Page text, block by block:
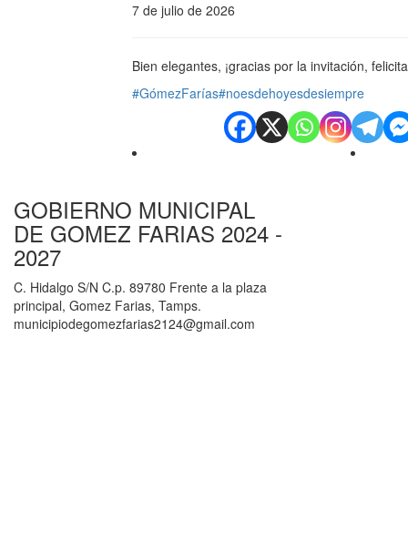
7 de julio de 2026
Bien elegantes, ¡gracias por la invitación,
#GómezFarías#noesdehoyesdesiempre
GOBIERNO MUNICIPAL
DE GOMEZ FARIAS 2024 -
2027
C. Hidalgo S/N C.p. 89780 Frente a la plaza
principal, Gomez Farias, Tamps.
municipiodegomezfarias2124@gmail.com